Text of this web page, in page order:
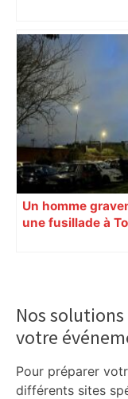
Un homme
une fusillade à
Sidebar
Nos
votre
Pour préparer
différents sites